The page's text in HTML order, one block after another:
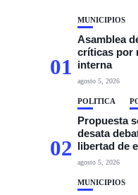
01
MUNICIPIOS
Asamblea
críticas por
interna
agosto 5, 2026
02
POLÍTICA
Propuesta
desata
libertad de
agosto 5, 2026
MUNICIPIOS